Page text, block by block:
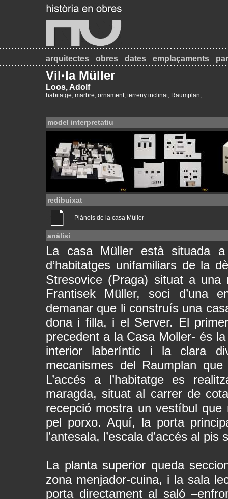
arquitectes obres dates emplaçaments
Vil·la Müller
Loos, Adolf
habitatge, marbre, ornament, terreny inclinat, Raumplan,
model interpretatiu
redibuixat
Plànols de la casa Müller
anàlisi
La casa Müller està situada a
d’habitatges unifamiliars de la
Stresovice (Praga) situat a
Frantisek Müller, soci d’una
demanar que li construís una
dona i filla, i el Server. El
precedent a la Casa Moller- és
interior laberíntic i la clara
mecanismes del Raumplan
L’accés a l’habitatge es
maragda, situat al carrer de
recepció mostra un vestíbul
pel porxo. Aquí, la porta
l’antesala, l’escala d’accés al
La planta superior queda
zona menjador-cuina, i la sala
porta directament al saló